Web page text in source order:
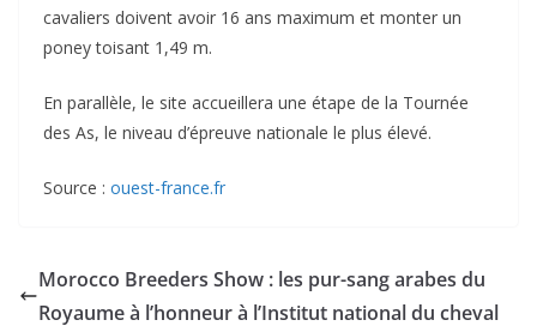
cavaliers doivent avoir 16 ans maximum et monter un
poney toisant 1,49 m.
En parallèle, le site accueillera une étape de la Tournée
des As, le niveau d’épreuve nationale le plus élevé.
Source : ouest-france.fr
Morocco Breeders Show : les pur-sang arabes du
Royaume à l’honneur à l’Institut national du cheval